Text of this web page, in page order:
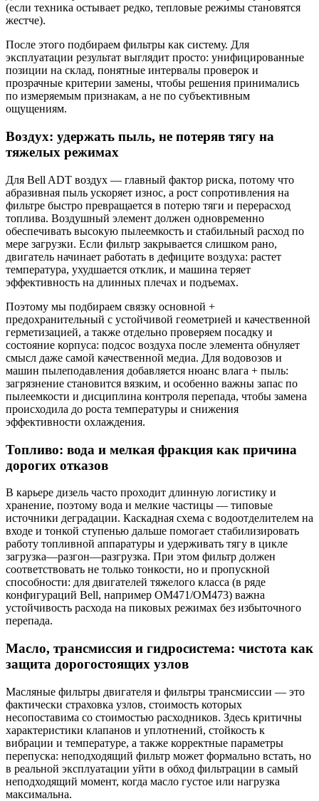
(если техника остывает редко, тепловые режимы становятся
жестче).
После этого подбираем фильтры как систему. Для
эксплуатации результат выглядит просто: унифицированные
позиции на склад, понятные интервалы проверок и
прозрачные критерии замены, чтобы решения принимались
по измеряемым признакам, а не по субъективным
ощущениям.
Воздух: удержать пыль, не потеряв тягу на
тяжелых режимах
Для Bell ADT воздух — главный фактор риска, потому что
абразивная пыль ускоряет износ, а рост сопротивления на
фильтре быстро превращается в потерю тяги и перерасход
топлива. Воздушный элемент должен одновременно
обеспечивать высокую пылеемкость и стабильный расход по
мере загрузки. Если фильтр закрывается слишком рано,
двигатель начинает работать в дефиците воздуха: растет
температура, ухудшается отклик, и машина теряет
эффективность на длинных плечах и подъемах.
Поэтому мы подбираем связку основной +
предохранительный с устойчивой геометрией и качественной
герметизацией, а также отдельно проверяем посадку и
состояние корпуса: подсос воздуха после элемента обнуляет
смысл даже самой качественной медиа. Для водовозов и
машин пылеподавления добавляется нюанс влага + пыль:
загрязнение становится вязким, и особенно важны запас по
пылеемкости и дисциплина контроля перепада, чтобы замена
происходила до роста температуры и снижения
эффективности охлаждения.
Топливо: вода и мелкая фракция как причина
дорогих отказов
В карьере дизель часто проходит длинную логистику и
хранение, поэтому вода и мелкие частицы — типовые
источники деградации. Каскадная схема с водоотделителем на
входе и тонкой ступенью дальше помогает стабилизировать
работу топливной аппаратуры и удерживать тягу в цикле
загрузка—разгон—разгрузка. При этом фильтр должен
соответствовать не только тонкости, но и пропускной
способности: для двигателей тяжелого класса (в ряде
конфигураций Bell, например OM471/OM473) важна
устойчивость расхода на пиковых режимах без избыточного
перепада.
Масло, трансмиссия и гидросистема: чистота как
защита дорогостоящих узлов
Масляные фильтры двигателя и фильтры трансмиссии — это
фактически страховка узлов, стоимость которых
несопоставима со стоимостью расходников. Здесь критичны
характеристики клапанов и уплотнений, стойкость к
вибрации и температуре, а также корректные параметры
перепуска: неподходящий фильтр может формально встать, но
в реальной эксплуатации уйти в обход фильтрации в самый
неподходящий момент, когда масло густое или нагрузка
максимальна.